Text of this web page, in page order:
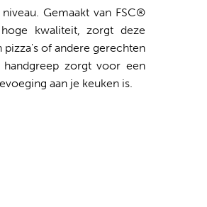
Gemaakt van FSC®
kwaliteit, zorgt deze
of andere gerechten
zorgt voor een
aan je keuken is.